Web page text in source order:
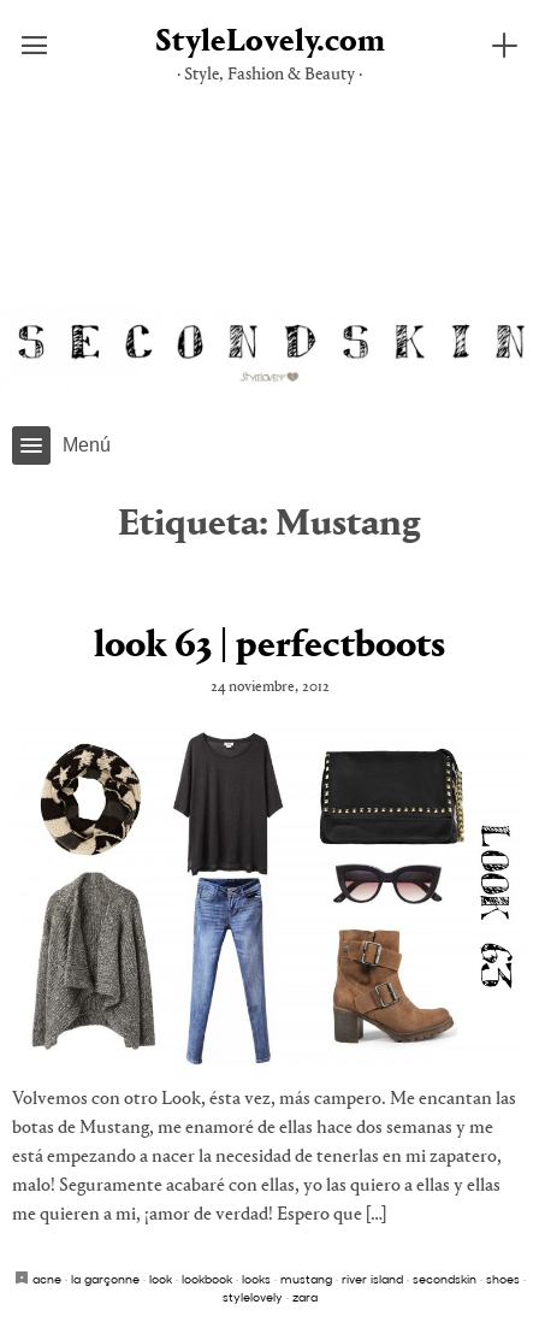
StyleLovely.com
· Style, Fashion & Beauty ·
Menú
Etiqueta: Mustang
look 63 | perfectboots
24 noviembre, 2012
Volvemos con otro Look, ésta vez, más campero. Me encantan las
botas de Mustang, me enamoré de ellas hace dos semanas y me
está empezando a nacer la necesidad de tenerlas en mi zapatero,
malo! Seguramente acabaré con ellas, yo las quiero a ellas y ellas
me quieren a mi, ¡amor de verdad! Espero que […]
acne· la garçonne· look· lookbook· looks· mustang· river island· secondskin· shoes·
stylelovely· zara